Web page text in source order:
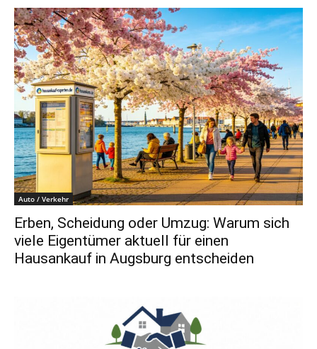
Auto / Verkehr
Erben, Scheidung oder Umzug: Warum sich
viele Eigentümer aktuell für einen
Hausankauf in Augsburg entscheiden